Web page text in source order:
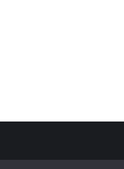
Mentions Légales Contact